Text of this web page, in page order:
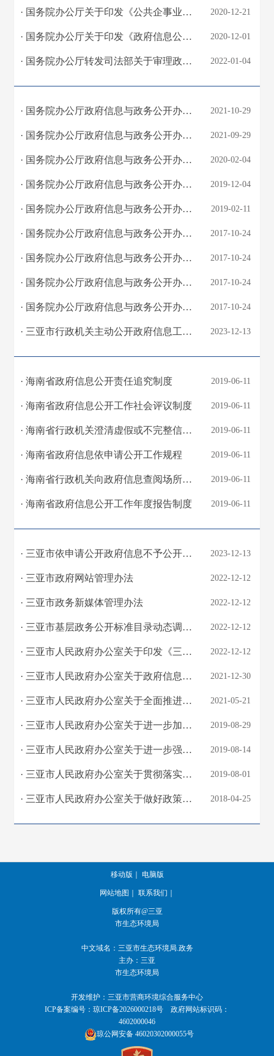
· 国务院办公厅关于印发《公共企事业单位信息公开规定制定办法》的通知 2020-12-21
· 国务院办公厅关于印发《政府信息公开信息处理费管理办法》的通知 2020-12-01
· 国务院办公厅转发司法部关于审理政府信息公开行政复议案件若干问题指导意见的通知 2022-01-04
· 国务院办公厅政府信息与政务公开办公室关于做好规章集中公开并动态更新工作的通知 2021-10-29
· 国务院办公厅政府信息与政务公开办公室关于印发《中华人民共和国政府信息公开工作... 2021-09-29
· 国务院办公厅政府信息与政务公开办公室关于转发《江苏省政府信息公开申请办理答复... 2020-02-04
· 国务院办公厅政府信息与政务公开办公室关于规范政府信息公开平台有关事项的通知 2019-12-04
· 国务院办公厅政府信息与政务公开办公室关于机构改革后政府信息公开申请办理问题的... 2019-02-11
· 国务院办公厅政府信息与政务公开办公室关于政府信息公开申请接收渠道问题的解释 2017-10-24
· 国务院办公厅政府信息与政务公开办公室关于政府信息公开处理决定送达问题的解释 2017-10-24
· 国务院办公厅政府信息与政务公开办公室关于政府信息公开申请答复主体有关问题的解... 2017-10-24
· 国务院办公厅政府信息与政务公开办公室关于政府信息公开年度报告有关项目填报问题... 2017-10-24
· 三亚市行政机关主动公开政府信息工作制度 2023-12-13
· 海南省政府信息公开责任追究制度 2019-06-11
· 海南省政府信息公开工作社会评议制度 2019-06-11
· 海南省行政机关澄清虚假或不完整信息工作办法 2019-06-11
· 海南省政府信息依申请公开工作规程 2019-06-11
· 海南省行政机关向政府信息查阅场所提供主动公开政府信息工作制度 2019-06-11
· 海南省政府信息公开工作年度报告制度 2019-06-11
· 三亚市依申请公开政府信息不予公开备案制度 2023-12-13
· 三亚市政府网站管理办法 2022-12-12
· 三亚市政务新媒体管理办法 2022-12-12
· 三亚市基层政务公开标准目录动态调整制度 2022-12-12
· 三亚市人民政府办公室关于印发《三亚市政务公开专区建设方案》的通知 2022-12-12
· 三亚市人民政府办公室关于政府信息公开信息处理费有关事项的通知 2021-12-30
· 三亚市人民政府办公室关于全面推进三亚市基层政务公开标准化规范化工作的通知 2021-05-21
· 三亚市人民政府办公室关于进一步加强政务新媒体管理工作的通知 2019-08-29
· 三亚市人民政府办公室关于进一步强化向社会公开征集意见及采纳情况反馈工作的通知 2019-08-14
· 三亚市人民政府办公室关于贯彻落实《海南省政府信息公开工作年度报告制度》等6个政... 2019-08-01
· 三亚市人民政府办公室关于做好政策文件解读工作的通知 2018-04-25
移动版 电脑版
网站地图 联系我们
版权所有@三亚
市生态环境局
中文域名：三亚市生态环境局.政务
主办：三亚
市生态环境局
开发维护：三亚市营商环境综合服务中心
ICP备案编号： 琼ICP备2026000218号
政府网站标识码：
4602000046
琼公网安备 46020302000055号